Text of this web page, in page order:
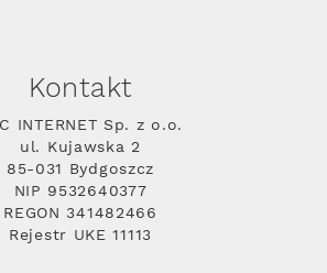
Kontakt
INTERNET Sp. z o.o.
ul. Kujawska 2
85-031 Bydgoszcz
NIP 9532640377
REGON 341482466
Rejestr UKE 11113